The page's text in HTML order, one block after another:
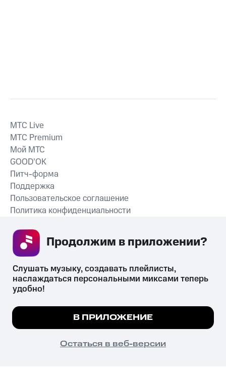
СКАЧАТЬ ПРИЛОЖЕНИЕ
MTС Live
MTС Premium
Мой МТС
GOOD’OK
Питч-форма
Поддержка
Пользовательское соглашение
Политика конфиденциальности
психотропных веществ, их аналогов причиняет вред здоровью,
их незаконный оборот запрещён и влечёт установленную
законодательством ответственность.
© 2026 ООО «КИОН».
Все права защищены
Мы используем куки, чтобы на сайте все
Подробнее
ПОНЯТНО
Слушать музыку, создавать плейлисты,
наслаждаться персональными миксами теперь
удобно!
В ПРИЛОЖЕНИЕ
Остаться в веб-версии